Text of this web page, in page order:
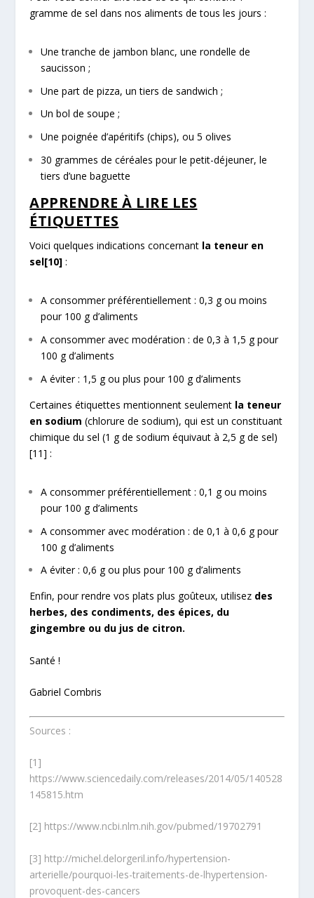
gramme de sel dans nos aliments de tous les jours :
Une tranche de jambon blanc, une rondelle de
saucisson ;
Une part de pizza, un tiers de sandwich ;
Un bol de soupe ;
Une poignée d’apéritifs (chips), ou 5 olives
30 grammes de céréales pour le petit-déjeuner, le
tiers d’une baguette
APPRENDRE À LIRE LES
ÉTIQUETTES
Voici quelques indications concernant la teneur en
sel[10] :
A consommer préférentiellement : 0,3 g ou moins
pour 100 g d’aliments
A consommer avec modération : de 0,3 à 1,5 g pour
100 g d’aliments
A éviter : 1,5 g ou plus pour 100 g d’aliments
Certaines étiquettes mentionnent seulement la teneur
en sodium (chlorure de sodium), qui est un constituant
chimique du sel (1 g de sodium équivaut à 2,5 g de sel)
[11] :
A consommer préférentiellement : 0,1 g ou moins
pour 100 g d’aliments
A consommer avec modération : de 0,1 à 0,6 g pour
100 g d’aliments
A éviter : 0,6 g ou plus pour 100 g d’aliments
Enfin, pour rendre vos plats plus goûteux, utilisez des
herbes, des condiments, des épices, du
gingembre ou du jus de citron.
Santé !
Gabriel Combris
Sources :
[1]
https://www.sciencedaily.com/releases/2014/05/140528
145815.htm
[2] https://www.ncbi.nlm.nih.gov/pubmed/19702791
[3] http://michel.delorgeril.info/hypertension-
arterielle/pourquoi-les-traitements-de-lhypertension-
provoquent-des-cancers